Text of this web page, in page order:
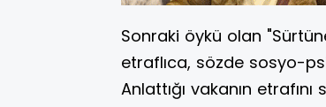
Sonraki öykü olan
etraflıca, sözde sosyo-
Anlattığı vakanın